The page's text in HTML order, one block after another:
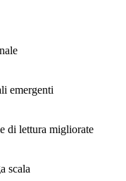
emergenti
di lettura migliorate
scala